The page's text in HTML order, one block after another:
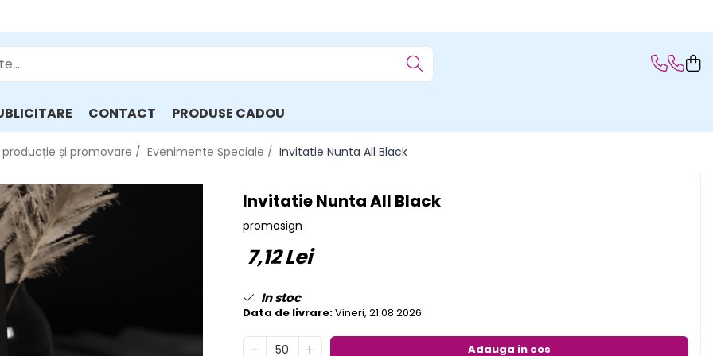
CONTACT PRODUSE CADOU
producție și promovare / Evenimente Speciale / Invitatie Nunta All Black
Invitatie Nunta All Black
promosign
7,12 Lei
In stoc
Data de livrare:Vineri, 21.08.2026
Adauga in cos